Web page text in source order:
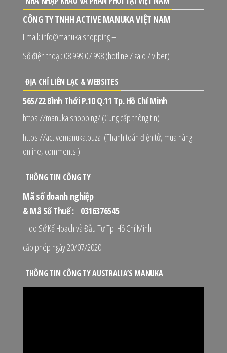
CÔNG TY TNHH ACTIVE MANUKA VIỆT NAM
Email: info@manuka.shopping –
Số điện thoại: 08 999 07 998 (hotline / zalo / viber)
ĐỊA CHỈ LIÊN LẠC & WEBSITES
565/22 Bình Thới P.10 Q.11 Tp. Hồ Chí Minh
https://manuka.shopping/ (Cung cấp thông tin)
https://activemanuka.buzz (Thanh toán điện tử, mua hàng
online, comments.)
THÔNG TIN CÔNG TY
Mã số doanh nghiệp
& Mã Số Thuế : 0316376545
– do Sở Kế Hoạch và Đầu Tư Tp. Hồ Chí Minh
cấp phép ngày 20/07/2020.
THÔNG TIN CÔNG TY AUSTRALIA’S MANUKA